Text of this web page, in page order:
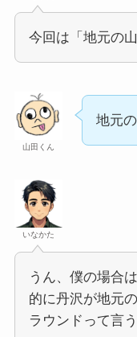
今回は「地元の
山田くん
地元
いなかた
うん、僕の場合
的に丹沢が地元
ラウンドって言